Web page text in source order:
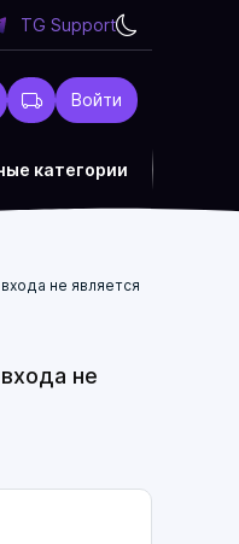
TG Support
Войти
категории
не является
не